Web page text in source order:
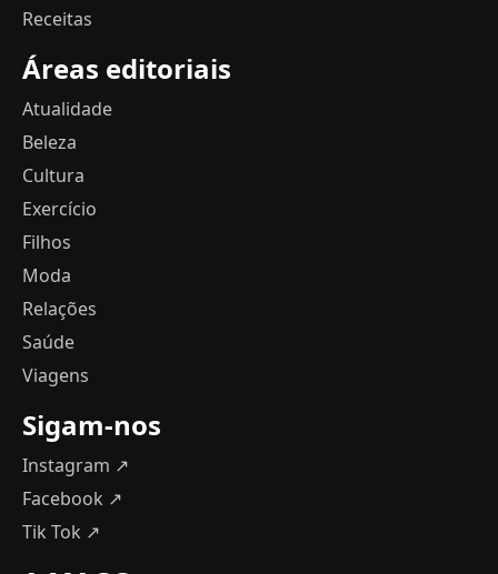
Receitas
Áreas editoriais
Atualidade
Beleza
Cultura
Exercício
Filhos
Moda
Relações
Saúde
Viagens
Sigam-nos
Instagram ↗
Facebook ↗
Tik Tok ↗